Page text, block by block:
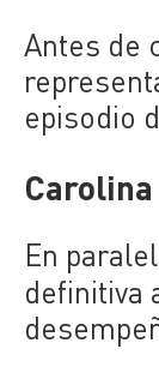
Antes de
episodio
En
definitiva